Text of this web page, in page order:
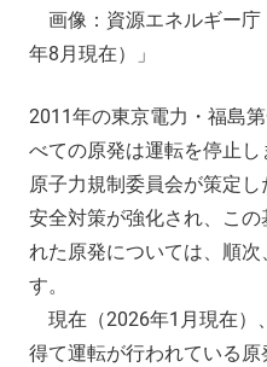
画像：資源エネルギー庁
年8月現在）」
2011年の東京電力・福島
べての原発は運転を停止
原子力規制委員会が策定
安全対策が強化され、こ
れた原発については、順
す。
現在（2026年1月現在）
得て運転が行われている